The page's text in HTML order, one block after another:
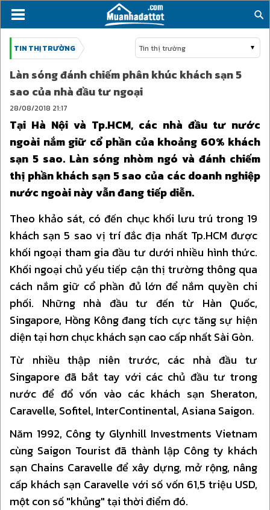
TIN THỊ TRƯỜNG Tin thị trường
Làn sóng đánh chiếm phân khúc khách sạn 5
sao của nhà đầu tư ngoại
28/08/2018 21:17
Tại Hà Nội và Tp.HCM, các nhà đầu tư nước
ngoài nắm giữ cổ phần của khoảng 60% khách
sạn 5 sao. Làn sóng nhòm ngó và đánh chiếm
thị phần khách sạn 5 sao của các doanh nghiệp
nước ngoài này vẫn đang tiếp diễn.
Theo khảo sát, có đến chục khối lưu trú trong 19
khách sạn 5 sao vị trí đắc địa nhất Tp.HCM được
khối ngoại tham gia đầu tư dưới nhiều hình thức.
Khối ngoại chủ yếu tiếp cận thị trường thông qua
cách nắm giữ cổ phần đủ lớn để nắm quyền chi
phối. Những nhà đầu tư đến từ Hàn Quốc,
Singapore, Hồng Kông đang tích cực tăng sự hiện
diện tại hơn chục khách sạn cao cấp nhất Sài Gòn.
Từ nhiều thập niên trước, các nhà đầu tư
Singapore đã bắt tay với các chủ đầu tư trong
nước để đổ vốn vào các khách sạn Sheraton,
Caravelle, Sofitel, InterContinental, Asiana Saigon.
Năm 1992, Công ty Glynhill Investments Vietnam
cùng Saigon Tourist đã thành lập Công ty khách
sạn Chains Caravelle để xây dựng, mở rộng, nâng
cấp khách sạn Caravelle với số vốn 61,5 triệu USD,
một con số "khủng" tại thời điểm đó.